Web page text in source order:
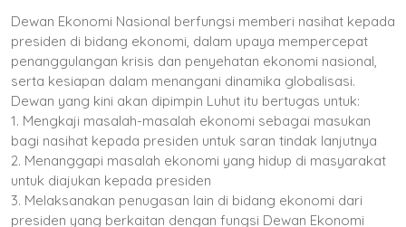
Dewan Ekonomi Nasional berfungsi memberi nasihat kepada
presiden di bidang ekonomi, dalam upaya mempercepat
penanggulangan krisis dan penyehatan ekonomi nasional,
serta kesiapan dalam menangani dinamika globalisasi.
Dewan yang kini akan dipimpin Luhut itu bertugas untuk:
1. Mengkaji masalah-masalah ekonomi sebagai masukan
bagi nasihat kepada presiden untuk saran tindak lanjutnya
2. Menanggapi masalah ekonomi yang hidup di masyarakat
untuk diajukan kepada presiden
3. Melaksanakan penugasan lain di bidang ekonomi dari
presiden yang berkaitan dengan fungsi Dewan Ekonomi